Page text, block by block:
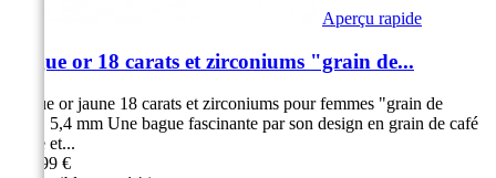
Aperçu rapide
Bague or 18 carats et zirconiums "grain de...
Bague or jaune 18 carats et zirconiums pour femmes "grain de
café" 5,4 mm Une bague fascinante par son design en grain de café
Luxe et...
279,99 €